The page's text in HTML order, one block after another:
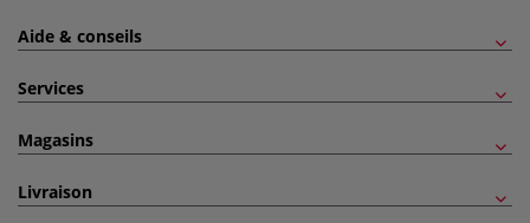
Aide & conseils
Services
Magasins
Livraison